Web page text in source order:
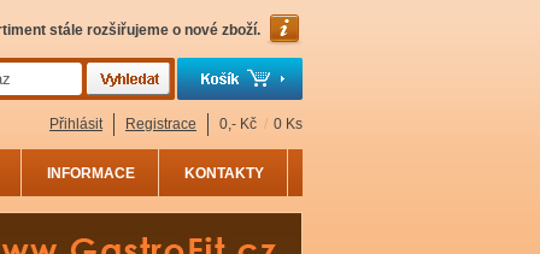
stále rozšiřujeme o nové zboží.
Přihlásit Registrace 0,- Kč / 0 Ks
INFORMACE KONTAKTY